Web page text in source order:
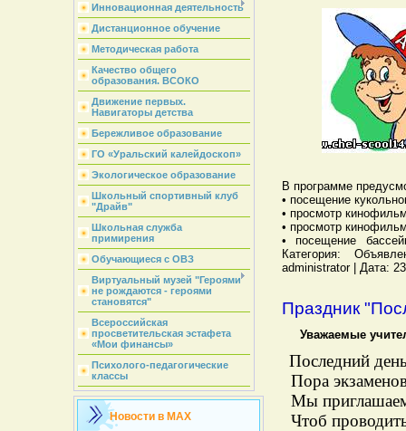
Инновационная деятельность
Дистанционное обучение
Методическая работа
Качество общего
образования. ВСОКО
Движение первых.
Навигаторы детства
Бережливое образование
ГО «Уральский калейдоскоп»
Экологическое образование
Школьный спортивный клуб
"Драйв"
Школьная служба
примирения
Обучающиеся с ОВЗ
Виртуальный музей "Героями
не рождаются - героями
становятся"
Всероссийская
просветительская эстафета
«Мои финансы»
Психолого-педагогические
классы
Новости в MAX
В программе
• посещение
• просмотр
• просмотр
• посещение
Категория:
administrator | Дата:
Праздник
Уважаемые
Последний
Пора
Мы
Чтоб